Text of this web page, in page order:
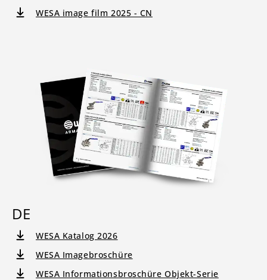
WESA image film 2025 - CN
DE
WESA Katalog 2026
WESA Imagebroschüre
WESA Informationsbroschüre Objekt-Serie